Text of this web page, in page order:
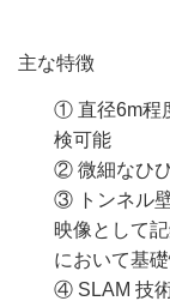
主な特徴
① 直径6m程
検可能
② 微細なひ
③ トンネル
映像として
において基
④ SLAM 技